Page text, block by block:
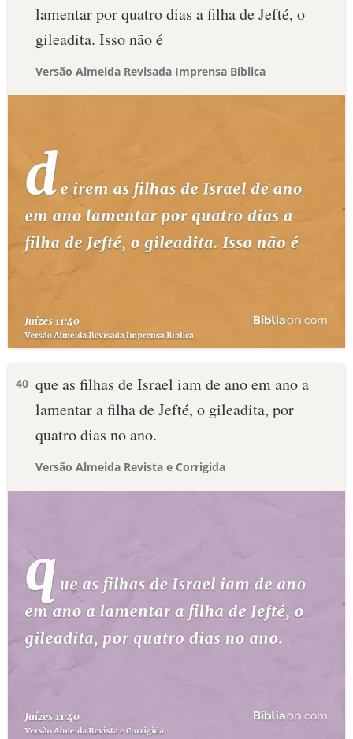
lamentar por quatro dias a filha de Jefté, o
gileadita. Isso não é
Versão Almeida Revisada Imprensa Bíblica
40 que as filhas de Israel iam de ano em ano a
lamentar a filha de Jefté, o gileadita, por
quatro dias no ano.
Versão Almeida Revista e Corrigida